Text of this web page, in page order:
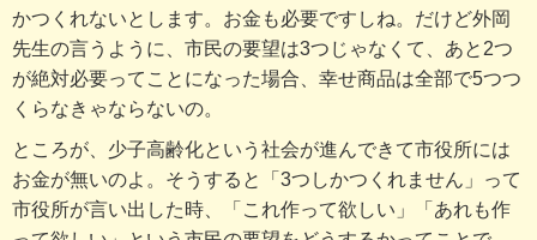
かつくれないとします。お金も必要ですしね。だけど外岡
先生の言うように、市民の要望は3つじゃなくて、あと2つ
が絶対必要ってことになった場合、幸せ商品は全部で5つつ
くらなきゃならないの。
ところが、少子高齢化という社会が進んできて市役所には
お金が無いのよ。そうすると「3つしかつくれません」って
市役所が言い出した時、「これ作って欲しい」「あれも作